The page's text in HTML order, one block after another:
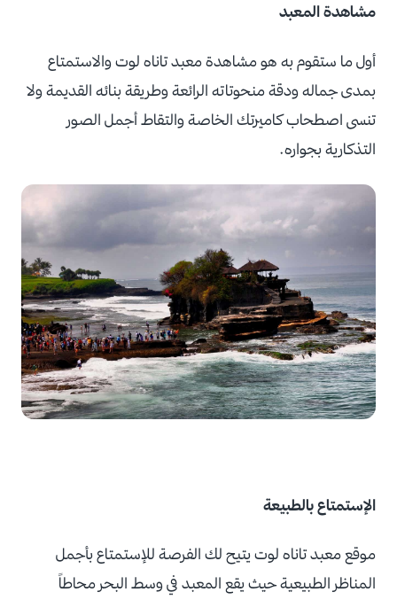
مشاهدة المعبد
أول ما ستقوم به هو مشاهدة معبد تاناه لوت والاستمتاع
بمدى جماله ودقة منحوتاته الرائعة وطريقة بنائه القديمة ولا
تنسى اصطحاب كاميرتك الخاصة والتقاط أجمل الصور
التذكارية بجواره.
الإستمتاع بالطبيعة
موقع معبد تاناه لوت يتيح لك الفرصة للإستمتاع بأجمل
المناظر الطبيعية حيث يقع المعبد في وسط البحر محاطاً